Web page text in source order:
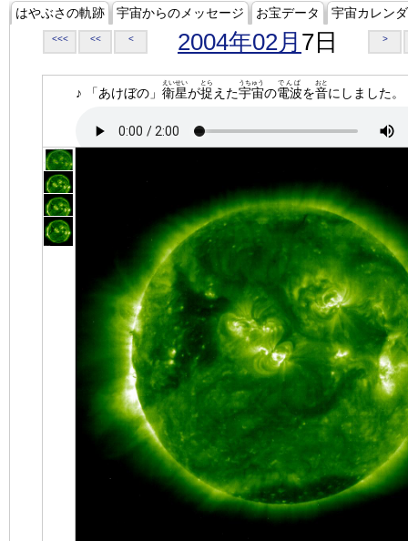
はやぶさの軌跡 宇宙からのメッセージ お宝データ 宇宙カレン
<<< << < 2004年02月 7日 >
♪ 「あけぼの」 衛星
えいせい
が捉
とら
えた宇宙
うちゅう
の電波
でんぱ
を音
おと
にしました。